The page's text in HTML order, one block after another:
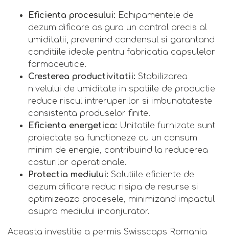
Eficienta procesului: Echipamentele de
dezumidificare asigura un control precis al
umiditatii, prevenind condensul si garantand
conditiile ideale pentru fabricatia capsulelor
farmaceutice.
Cresterea productivitatii: Stabilizarea
nivelului de umiditate in spatiile de productie
reduce riscul intreruperilor si imbunatateste
consistenta produselor finite.
Eficienta energetica: Unitatile furnizate sunt
proiectate sa functioneze cu un consum
minim de energie, contribuind la reducerea
costurilor operationale.
Protectia mediului: Solutiile eficiente de
dezumidificare reduc risipa de resurse si
optimizeaza procesele, minimizand impactul
asupra mediului inconjurator.
Aceasta investitie a permis Swisscaps Romania